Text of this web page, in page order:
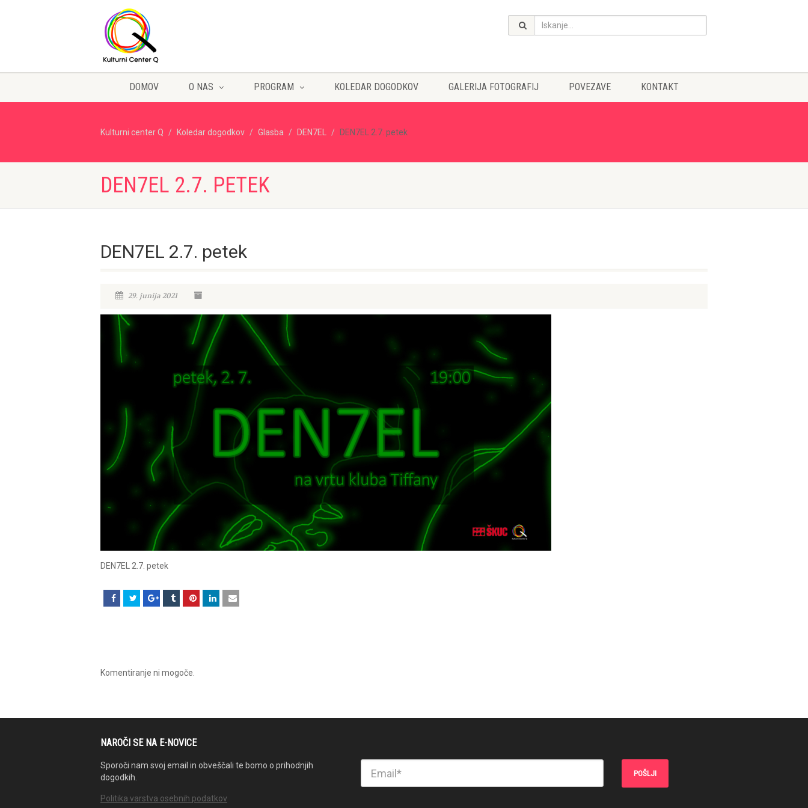
DOMOV O NAS PROGRAM KOLEDAR DOGODKOV GALERIJA FOTOGRAFIJ POVEZAVE KONTAKT
Kulturni center Q Koledar dogodkov Glasba DEN7EL DEN7EL 2.7. petek
DEN7EL 2.7. PETEK
DEN7EL 2.7. petek
29. junija 2021
DEN7EL 2.7. petek
Komentiranje ni mogoče.
NAROČI SE NA E-NOVICE
Sporoči nam svoj email in obveščali te bomo o prihodnjih
dogodkih.
Politika varstva osebnih podatkov